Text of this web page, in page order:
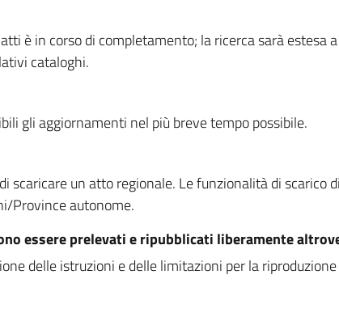
è in corso di completamento; la ricerca sarà estesa
cataloghi.
gli aggiornamenti nel più breve tempo possibile.
un atto regionale. Le funzionalità di scarico
Province autonome.
essere prelevati e ripubblicati liberamente
delle istruzioni e delle limitazioni per la